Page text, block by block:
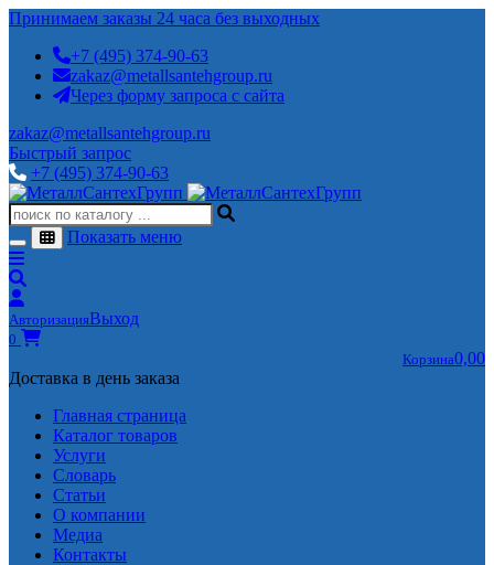
Принимаем заказы 24 часа без выходных
+7 (495) 374-90-63
zakaz@metallsantehgroup.ru
Через форму запроса с сайта
zakaz@metallsantehgroup.ru
Быстрый запрос
+7 (495) 374-90-63
Показать меню
АвторизацияВыход
0
Корзина0,00
Доставка в день заказа
Главная страница
Каталог товаров
Услуги
Словарь
Статьи
О компании
Медиа
Контакты